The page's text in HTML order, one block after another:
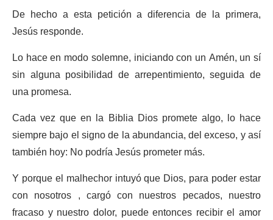
De hecho a esta petición a diferencia de la primera,
Jesús responde.
Lo hace en modo solemne, iniciando con un Amén, un sí
sin alguna posibilidad de arrepentimiento, seguida de
una promesa.
Cada vez que en la Biblia Dios promete algo, lo hace
siempre bajo el signo de la abundancia, del exceso, y así
también hoy: No podría Jesús prometer más.
Y porque el malhechor intuyó que Dios, para poder estar
con nosotros , cargó con nuestros pecados, nuestro
fracaso y nuestro dolor, puede entonces recibir el amor